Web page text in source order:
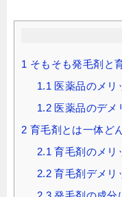
1 そもそも発毛剤と
1.1 医薬品のメリ
1.2 医薬品のデメ
2 育毛剤とは一体ど
2.1 育毛剤のメリ
2.2 育毛剤デメリ